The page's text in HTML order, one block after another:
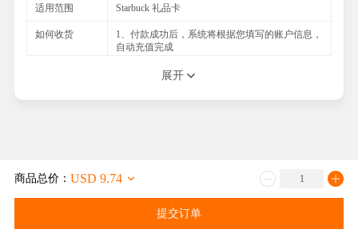
适用范围 Starbuck 礼品卡
如何收货
1、付款成功后，系统将根据您填写的账户信息，
自动充值完成
及时联系，能更快速地处理; 2.如果在交易过程重
展开
商品总价： USD 9.74
提交订单